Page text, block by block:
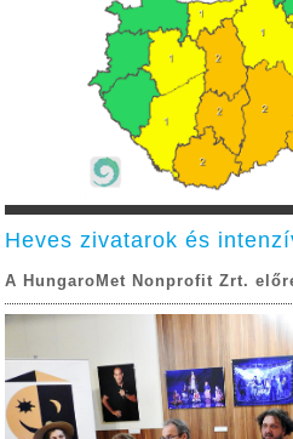
Heves zivatarok és
A HungaroMet Nonprofit Zrt.